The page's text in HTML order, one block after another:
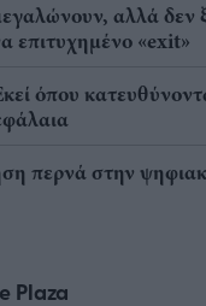
αλλά δεν
επιτυχημένο «exit»
όπου
περνά στην
Plaza